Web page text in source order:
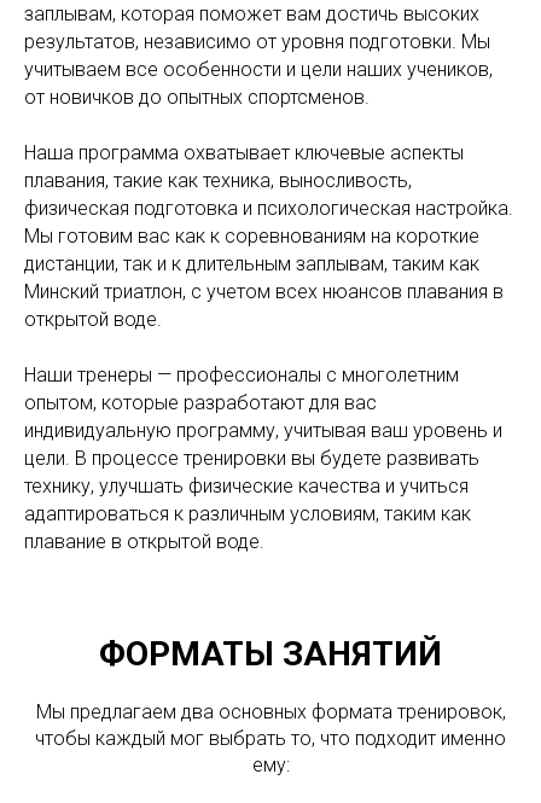
заплывам, которая поможет вам достичь высоких
результатов, независимо от уровня подготовки. Мы
учитываем все особенности и цели наших учеников,
от новичков до опытных спортсменов.
Наша программа охватывает ключевые аспекты
плавания, такие как техника, выносливость,
физическая подготовка и психологическая настройка.
Мы готовим вас как к соревнованиям на короткие
дистанции, так и к длительным заплывам, таким как
Минский триатлон, с учетом всех нюансов плавания в
открытой воде.
Наши тренеры — профессионалы с многолетним
опытом, которые разработают для вас
индивидуальную программу, учитывая ваш уровень и
цели. В процессе тренировки вы будете развивать
технику, улучшать физические качества и учиться
адаптироваться к различным условиям, таким как
плавание в открытой воде.
ФОРМАТЫ ЗАНЯТИЙ
Мы предлагаем два основных формата тренировок,
чтобы каждый мог выбрать то, что подходит именно
ему: